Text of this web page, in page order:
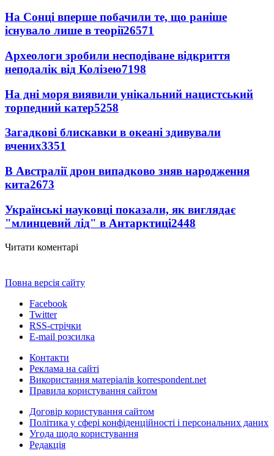
На Сонці вперше побачили те, що раніше
існувало лише в теорії26571
Археологи зробили несподіване відкриття
неподалік від Колізею7198
На дні моря виявили унікальний нацистський
торпедний катер5258
Загадкові блискавки в океані здивували
вчених3351
В Австралії дрон випадково зняв народження
кита2673
Українські науковці показали, як виглядає
"млинцевий лід" в Антарктиці2448
Читати коментарі
Повна версія сайту
Facebook
Twitter
RSS-стрічки
E-mail розсилка
Контакти
Реклама на сайті
Використання матеріалів korrespondent.net
Правила користування сайтом
Договір користування сайтом
Політика у сфері конфіденційності і персональних даних
Угода щодо користування
Редакція